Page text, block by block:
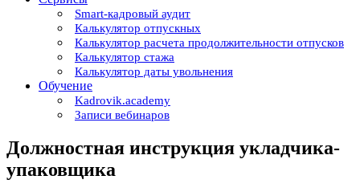
Smart-кадровый аудит
Калькулятор отпускных
Калькулятор расчета продолжительности отпусков
Калькулятор стажа
Калькулятор даты увольнения
Обучение
Kadrovik.academy
Записи вебинаров
Должностная инструкция укладчика-
упаковщика